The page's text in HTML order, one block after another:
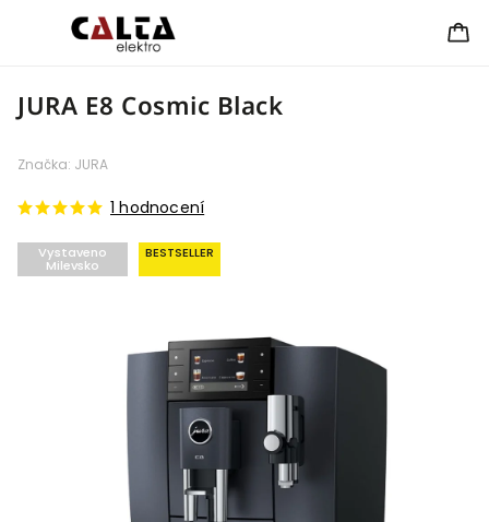
JURA E8 Cosmic Black
Vystaveno
Milevsko
BESTSELLER
1 hodnocení
Značka: JURA